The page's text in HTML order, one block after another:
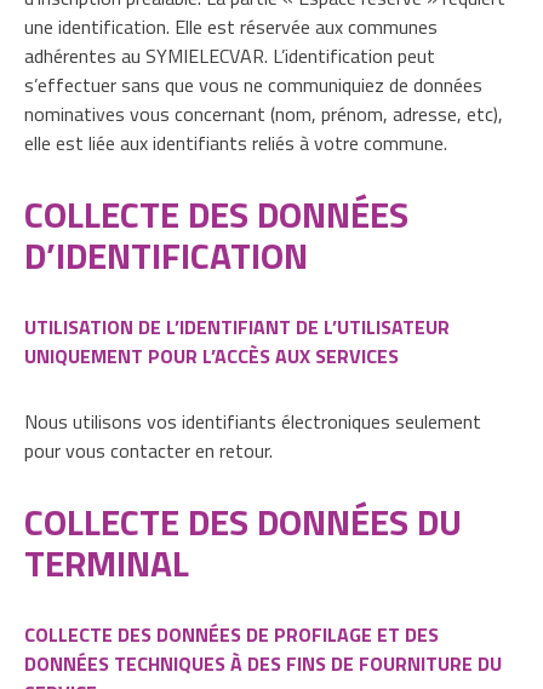
une identification. Elle est réservée aux communes
adhérentes au SYMIELECVAR. L’identification peut
s’effectuer sans que vous ne communiquiez de données
nominatives vous concernant (nom, prénom, adresse, etc),
elle est liée aux identifiants reliés à votre commune.
COLLECTE DES DONNÉES
D’IDENTIFICATION
UTILISATION DE L’IDENTIFIANT DE L’UTILISATEUR
UNIQUEMENT POUR L’ACCÈS AUX SERVICES
Nous utilisons vos identifiants électroniques seulement
pour vous contacter en retour.
COLLECTE DES DONNÉES DU
TERMINAL
COLLECTE DES DONNÉES DE PROFILAGE ET DES
DONNÉES TECHNIQUES À DES FINS DE FOURNITURE DU